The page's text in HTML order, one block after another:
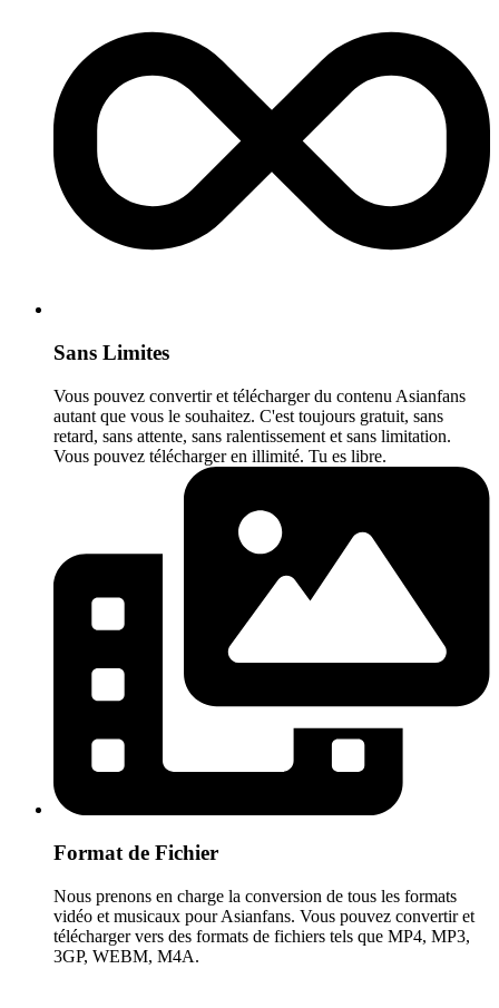
Sans Limites
Vous pouvez convertir et télécharger du contenu Asianfans
autant que vous le souhaitez. C'est toujours gratuit, sans
retard, sans attente, sans ralentissement et sans limitation.
Vous pouvez télécharger en illimité. Tu es libre.
Format de Fichier
Nous prenons en charge la conversion de tous les formats
vidéo et musicaux pour Asianfans. Vous pouvez convertir et
télécharger vers des formats de fichiers tels que MP4, MP3,
3GP, WEBM, M4A.